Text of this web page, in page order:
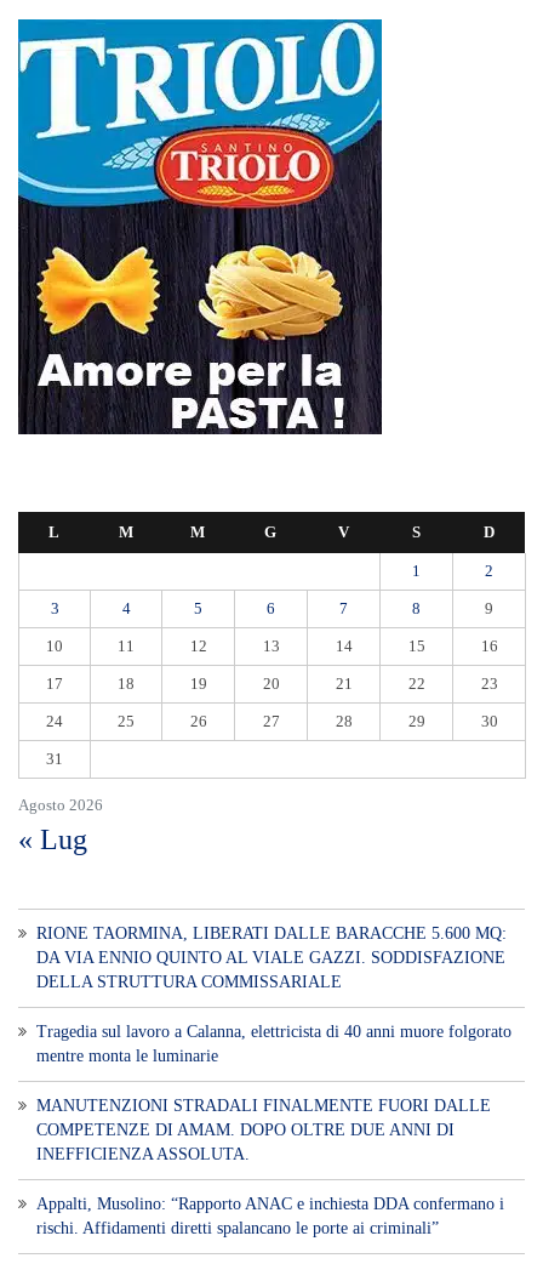
Agosto 2026
L M M G V S D
1 2
3 4 5 6 7 8 9
10 11 12 13 14 15 16
17 18 19 20 21 22 23
24 25 26 27 28 29 30
31
« Lug
RIONE TAORMINA, LIBERATI DALLE BARACCHE 5.600 MQ:
DA VIA ENNIO QUINTO AL VIALE GAZZI. SODDISFAZIONE
DELLA STRUTTURA COMMISSARIALE
Tragedia sul lavoro a Calanna, elettricista di 40 anni muore folgorato
mentre monta le luminarie
MANUTENZIONI STRADALI FINALMENTE FUORI DALLE
COMPETENZE DI AMAM. DOPO OLTRE DUE ANNI DI
INEFFICIENZA ASSOLUTA.
​Appalti, Musolino: “Rapporto ANAC e inchiesta DDA confermano i
rischi. Affidamenti diretti spalancano le porte ai criminali”